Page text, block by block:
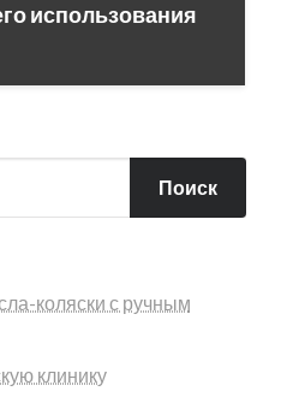
использования
Поиск
коляски с ручным
клинику